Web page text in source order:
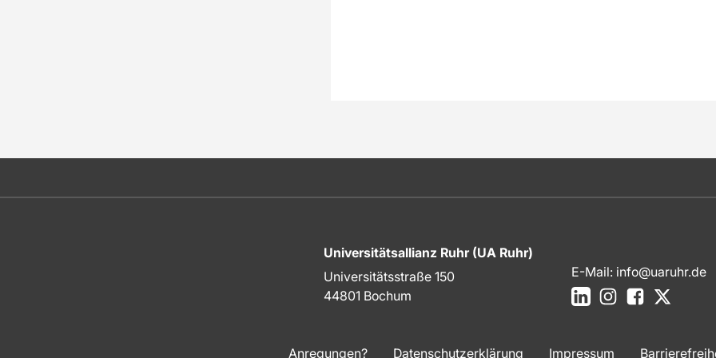
Universitätsallianz Ruhr (UA Ruhr)
Universitätsstraße 150
44801 Bochum
E-Mail: info@uaruhr.de
LinkedInInstagramFacebook
Anregungen? Datenschutzerklärung Impressum